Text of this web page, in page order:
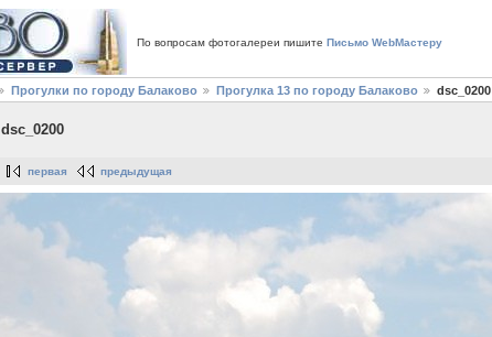
По вопросам фотогалереи пишите Письмо WebМастеру
Прогулки по городу Балаково Прогулка 13 по городу Балаково dsc_0200
dsc_0200
первая предыдущая